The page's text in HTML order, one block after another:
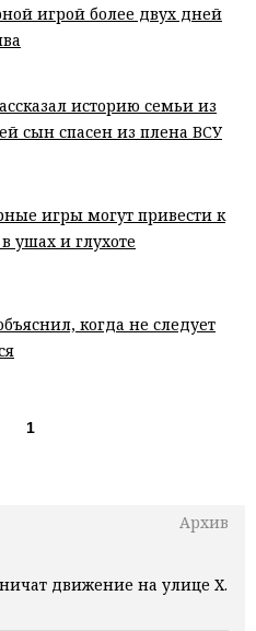
Архив
движение на улице Х.
игрой более двух дней
историю семьи из
сын спасен из плена ВСУ
игры могут привести к
ушах и глухоте
когда не следует
1